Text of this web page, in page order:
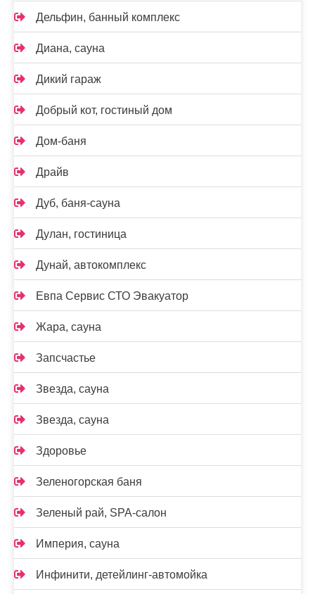
Дельфин, банный комплекс
Диана, сауна
Дикий гараж
Добрый кот, гостиный дом
Дом-баня
Драйв
Дуб, баня-сауна
Дулан, гостиница
Дунай, автокомплекс
Евпа Сервис СТО Эвакуатор
Жара, сауна
Запсчастье
Звезда, сауна
Звезда, сауна
Здоровье
Зеленогорская баня
Зеленый рай, SPA-салон
Империя, сауна
Инфинити, детейлинг-автомойка